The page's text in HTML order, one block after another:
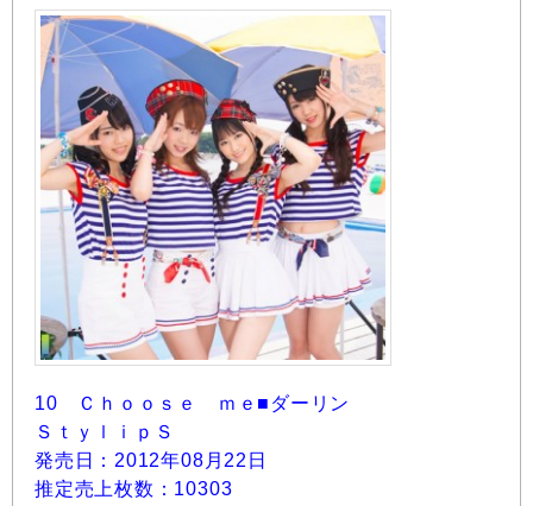
10 Ｃｈｏｏｓｅ ｍｅ■ダーリン
ＳｔｙｌｉｐＳ
発売日：2012年08月22日
推定売上枚数：10303